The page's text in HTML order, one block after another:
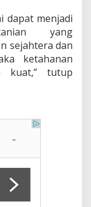
dapat menjadi
yang
sejahtera dan
ketahanan
kuat,” tutup